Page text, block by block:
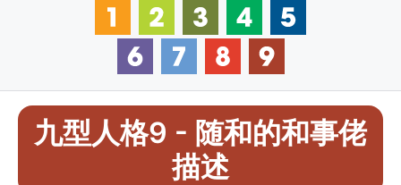
九型人格9 - 随和的和事佬
描述